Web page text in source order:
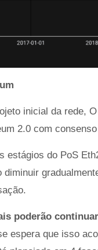
inicial da rede,
2.0 com
estágios do PoS
poderão
espera que isso